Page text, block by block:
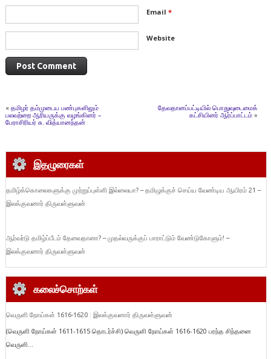
Email *
Website
« தமிழர் தம்முடைய பண்புகளிலும்
பலவற்றை ஆரியருக்கு வழங்கினர் –
பேராசிரியர் சு. வித்யானந்தன்
தேவதானப்பட்டியில் பொதுவுடைமைக்
கட்சியினர் ஆர்ப்பாட்டம் »
இதழுரைகள்
தமிழ்க்கொலைகளுக்கு முற்றுப்புள்ளி இல்லையா? – தமிழுக்குச் செய்ய வேண்டிய ஆயிரம் 21 –
இலக்குவனார் திருவள்ளுவன்
ஆர்வர்டு தமிழ்ப்பீடம் தேவைதானா? – முதல்வருக்குப் பாராட்டும் வேண்டுகோளும்! –
இலக்குவனார் திருவள்ளுவன்
கலைச்சொற்கள்
வெருளி நோய்கள் 1616-1620 : இலக்குவனார் திருவள்ளுவன்
(வெருளி நோய்கள் 1611-1615 தொடர்ச்சி) வெருளி நோய்கள் 1616-1620 பரந்த சிந்தனை
வெருளி...